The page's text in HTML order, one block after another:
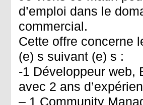
d’emploi dans le
commercial.
Cette offre concerne
(e) s suivant (e) s :
-1 Développeur web,
avec 2 ans
– 1 Community